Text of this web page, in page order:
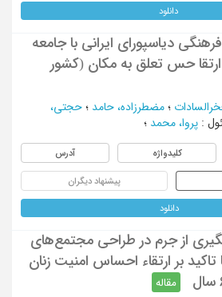
دانلود
دیاسپورای ایرانی با جامعه
ارتقا حس تعلق به مکان (کشور
؛ مضطرزاده، حامد ؛ حجتی،
: پروا، محمد ؛
کلیدواژه آدرس
پیشنهاد دیگران
دانلود
از جرم در طراحی مجتمع‌های
بر ارتقاء احساس امنیت زنان
مقاله